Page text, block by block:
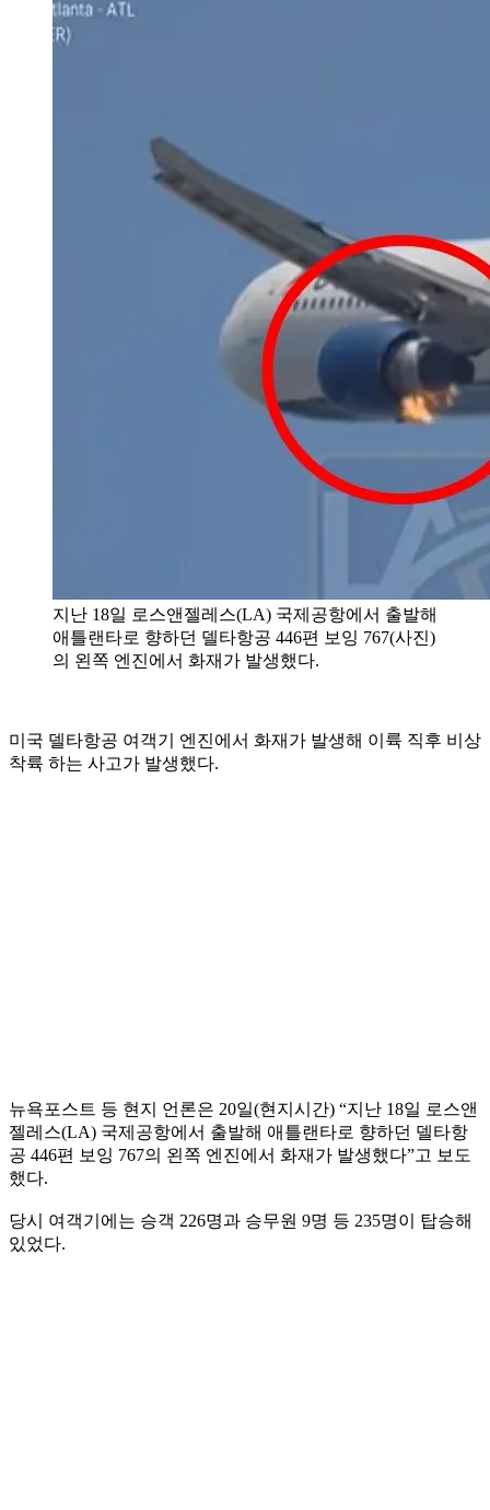
지난 18일 로스앤젤레스(LA) 국제공항에서 출발해
애틀랜타로 향하던 델타항공 446편 보잉 767(사진)
의 왼쪽 엔진에서 화재가 발생했다.
미국 델타항공 여객기 엔진에서 화재가 발생해 이륙 직후 비상
착륙 하는 사고가 발생했다.
뉴욕포스트 등 현지 언론은 20일(현지시간) “지난 18일 로스앤
젤레스(LA) 국제공항에서 출발해 애틀랜타로 향하던 델타항
공 446편 보잉 767의 왼쪽 엔진에서 화재가 발생했다”고 보도
했다.
당시 여객기에는 승객 226명과 승무원 9명 등 235명이 탑승해
있었다.